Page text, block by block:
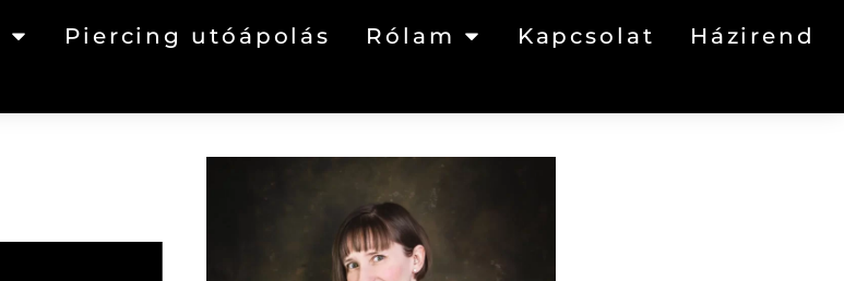
Piercing utóápolás Rólam Kapcsolat Házirend